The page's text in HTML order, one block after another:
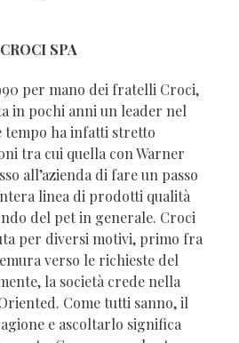
SPA
per mano dei fratelli Croci,
in pochi anni un leader nel
tempo ha infatti stretto
tra cui quella con Warner
all’azienda di fare un passo
linea di prodotti qualità
del pet in generale. Croci
per diversi motivi, primo fra
verso le richieste del
la società crede nella
Come tutti sanno, il
e ascoltarlo significa